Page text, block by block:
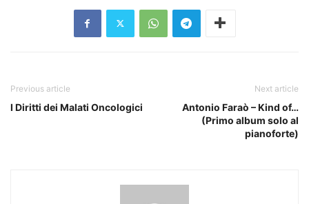
Previous article
I Diritti dei Malati Oncologici
Next article
Antonio Faraò – Kind of…
(Primo album solo al
pianoforte)